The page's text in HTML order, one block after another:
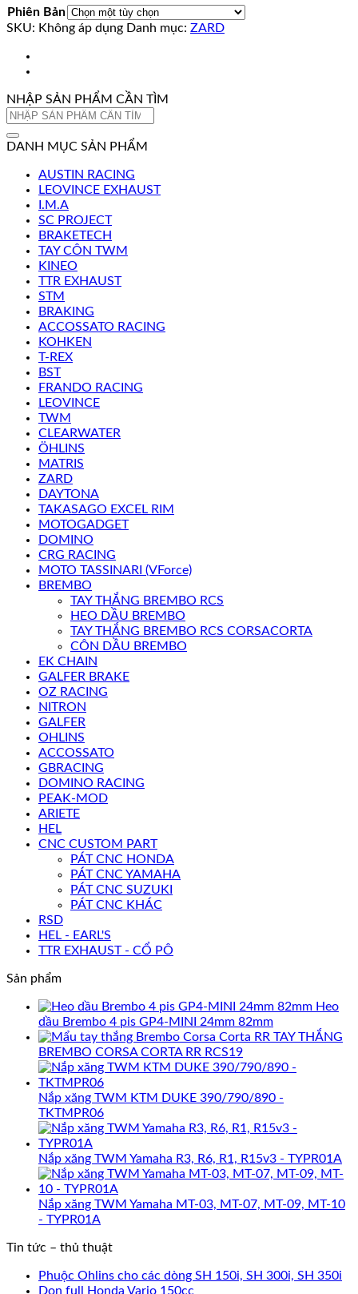
Phiên Bản
SKU: Không áp dụng Danh mục: ZARD
NHẬP SẢN PHẨM CẦN TÌM
Tìm
DANH MỤC SẢN PHẨM
AUSTIN RACING
LEOVINCE EXHAUST
I.M.A
SC PROJECT
BRAKETECH
TAY CÔN TWM
KINEO
TTR EXHAUST
STM
BRAKING
ACCOSSATO RACING
KOHKEN
T-REX
BST
FRANDO RACING
LEOVINCE
TWM
CLEARWATER
ÖHLINS
MATRIS
ZARD
DAYTONA
TAKASAGO EXCEL RIM
MOTOGADGET
DOMINO
CRG RACING
MOTO TASSINARI (VForce)
BREMBO
TAY THẮNG BREMBO RCS
HEO DẦU BREMBO
TAY THẮNG BREMBO RCS CORSACORTA
CÔN DẦU BREMBO
EK CHAIN
GALFER BRAKE
OZ RACING
NITRON
GALFER
OHLINS
ACCOSSATO
GBRACING
DOMINO RACING
PEAK-MOD
ARIETE
HEL
CNC CUSTOM PART
PÁT CNC HONDA
PÁT CNC YAMAHA
PÁT CNC SUZUKI
PÁT CNC KHÁC
RSD
HEL - EARL'S
TTR EXHAUST - CỔ PÔ
Sản phẩm
Heo
dầu Brembo 4 pis GP4-MINI 24mm 82mm
TAY THẮNG
BREMBO CORSA CORTA RR RCS19
Nắp xăng TWM KTM DUKE 390/790/890 -
TKTMPR06
Nắp xăng TWM Yamaha R3, R6, R1, R15v3 - TYPR01A
Nắp xăng TWM Yamaha MT-03, MT-07, MT-09, MT-10
- TYPR01A
Tin tức – thủ thuật
Phuộc Ohlins cho các dòng SH 150i, SH 300i, SH 350i
Dọn full Honda Vario 150cc